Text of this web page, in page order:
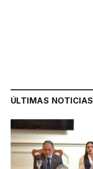
ÚLTIMAS NOTICIAS